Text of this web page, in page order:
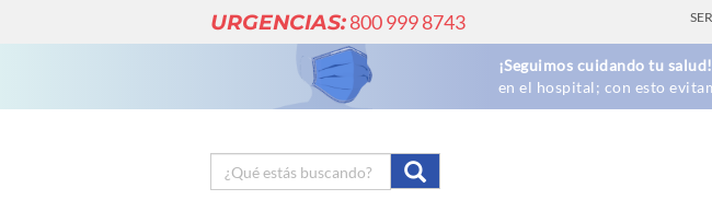
URGENCIAS:800 999 8743
¡Seguimos cuidando tu salud!
en el hospital; con esto